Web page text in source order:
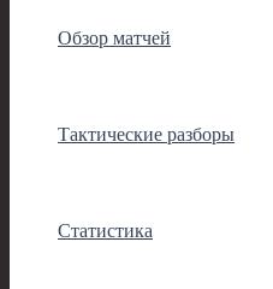
Обзор матчей
Тактические разборы
Статистика